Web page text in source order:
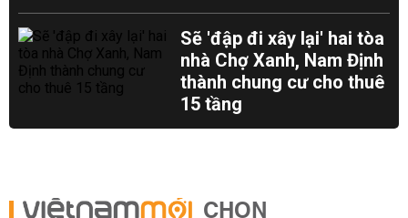
Sẽ 'đập đi xây lại' hai tòa
nhà Chợ Xanh, Nam Định
thành chung cư cho thuê
15 tầng